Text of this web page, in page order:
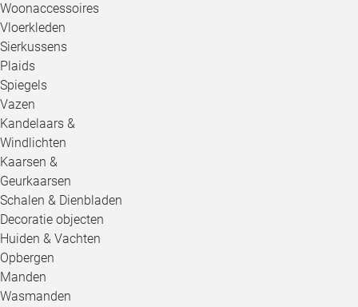
Woonaccessoires
Vloerkleden
Sierkussens
Plaids
Spiegels
Vazen
Kandelaars &
Windlichten
Kaarsen &
Geurkaarsen
Schalen & Dienbladen
Decoratie objecten
Huiden & Vachten
Opbergen
Manden
Wasmanden